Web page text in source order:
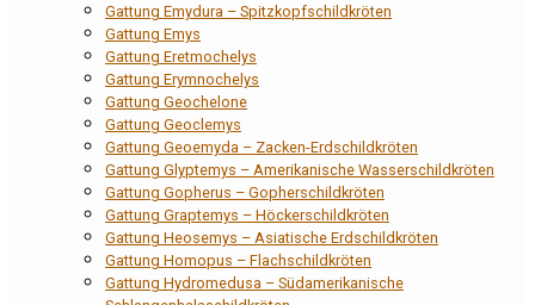
Gattung Emydura – Spitzkopfschildkröten
Gattung Emys
Gattung Eretmochelys
Gattung Erymnochelys
Gattung Geochelone
Gattung Geoclemys
Gattung Geoemyda – Zacken-Erdschildkröten
Gattung Glyptemys – Amerikanische Wasserschildkröten
Gattung Gopherus – Gopherschildkröten
Gattung Graptemys – Höckerschildkröten
Gattung Heosemys – Asiatische Erdschildkröten
Gattung Homopus – Flachschildkröten
Gattung Hydromedusa – Südamerikanische